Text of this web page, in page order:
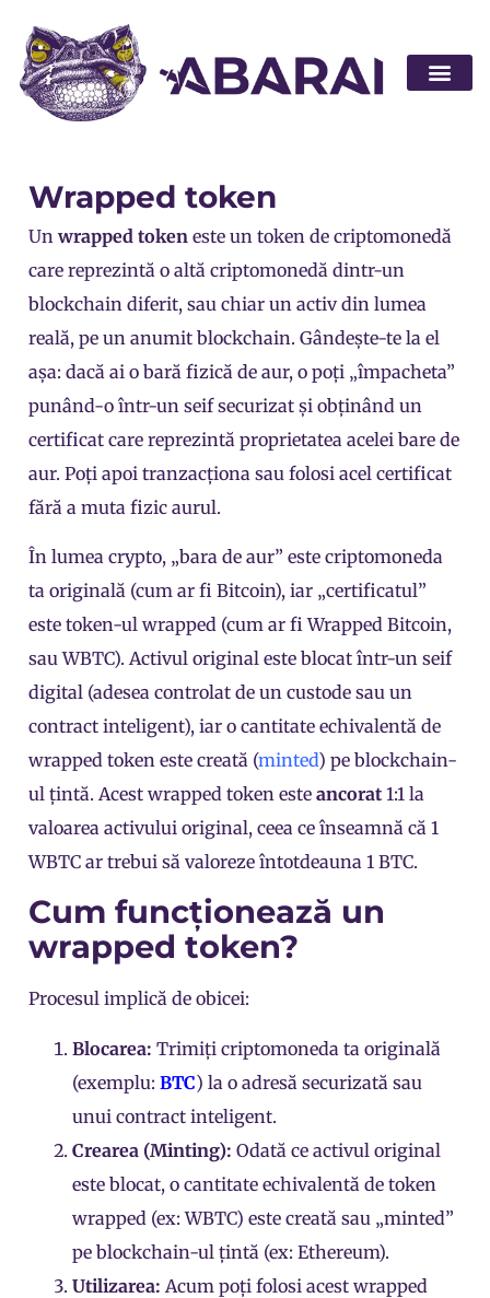
Wrapped token
Un wrapped token este un token de criptomonedă
care reprezintă o altă criptomonedă dintr-un
blockchain diferit, sau chiar un activ din lumea
reală, pe un anumit blockchain. Gândește-te la el
așa: dacă ai o bară fizică de aur, o poți „împacheta”
punând-o într-un seif securizat și obținând un
certificat care reprezintă proprietatea acelei bare de
aur. Poți apoi tranzacționa sau folosi acel certificat
fără a muta fizic aurul.
În lumea crypto, „bara de aur” este criptomoneda
ta originală (cum ar fi Bitcoin), iar „certificatul”
este token-ul wrapped (cum ar fi Wrapped Bitcoin,
sau WBTC). Activul original este blocat într-un seif
digital (adesea controlat de un custode sau un
contract inteligent), iar o cantitate echivalentă de
wrapped token este creată (minted) pe blockchain-
ul țintă. Acest wrapped token este ancorat 1:1 la
valoarea activului original, ceea ce înseamnă că 1
WBTC ar trebui să valoreze întotdeauna 1 BTC.
Cum funcționează un
wrapped token?
Procesul implică de obicei:
Blocarea: Trimiți criptomoneda ta originală
(exemplu: BTC) la o adresă securizată sau
unui contract inteligent.
Crearea (Minting): Odată ce activul original
este blocat, o cantitate echivalentă de token
wrapped (ex: WBTC) este creată sau „minted”
pe blockchain-ul țintă (ex: Ethereum).
Utilizarea: Acum poți folosi acest wrapped